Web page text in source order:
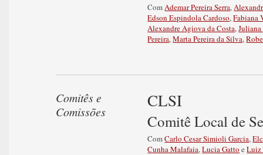
ComAdemar Pereira Serra,
Edson Espindola Cardoso,Fabiana
Alexandre Agiova da Costa,
Pereira,Marta Pereira da Silva,
Comitês e
Comissões
CLSI
Comitê Local de
ComCarlo Cesar Simioli Garcia,
Cunha Malafaia,Lucia Gatto eLuiz